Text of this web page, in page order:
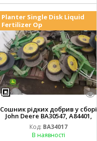
Planter Single Disk Liquid
Fertilizer Op
Сошник рідких добрив у сборі
John Deere BA30547, A84401,
AA65563, AA65562, A82739,
A82743, AA56092, A72503,
A72504,
Код: BA34017
В наявності